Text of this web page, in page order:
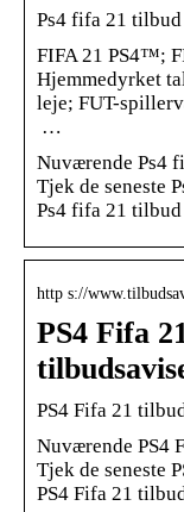
Ps4 fifa 21
FIFA 21 PS4™;
Hjemmedyrket
leje; FUT-
…
Nuværende Ps4
Tjek de seneste
Ps4 fifa 21
http s://
PS4 Fifa
PS4 Fifa 21
Nuværende PS4
Tjek de seneste
PS4 Fifa 21